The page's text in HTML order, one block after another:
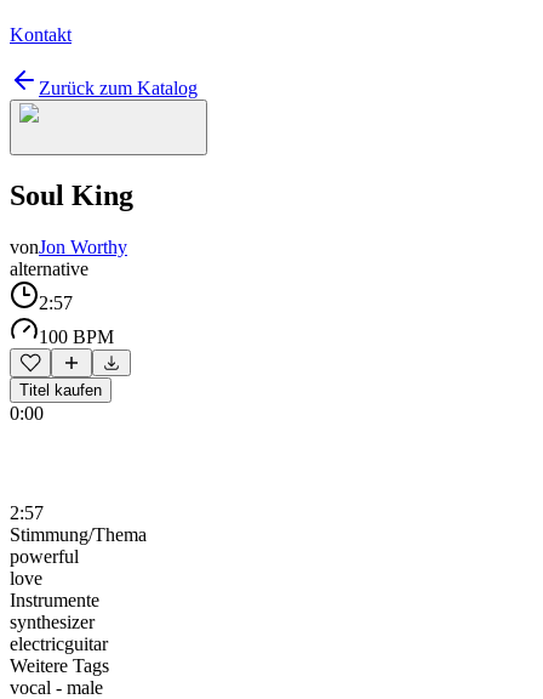
Kontakt
Zurück zum Katalog
Soul King
vonJon Worthy
alternative
2:57
100 BPM
Titel kaufen
0:00
2:57
Stimmung/Thema
powerful
love
Instrumente
synthesizer
electricguitar
Weitere Tags
vocal - male